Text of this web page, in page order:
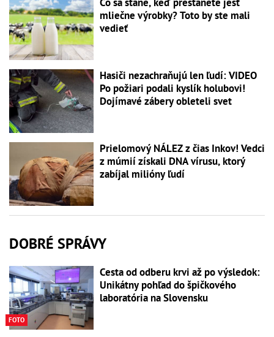
mliečne výrobky? Toto by ste mali
vedieť
Hasiči nezachraňujú len ľudí: VIDEO
Po požiari podali kyslík holubovi!
Dojímavé zábery obleteli svet
Prielomový NÁLEZ z čias Inkov! Vedci
z múmií získali DNA vírusu, ktorý
zabíjal milióny ľudí
DOBRÉ SPRÁVY
FOTO
Cesta od odberu krvi až po výsledok:
Unikátny pohľad do špičkového
laboratória na Slovensku